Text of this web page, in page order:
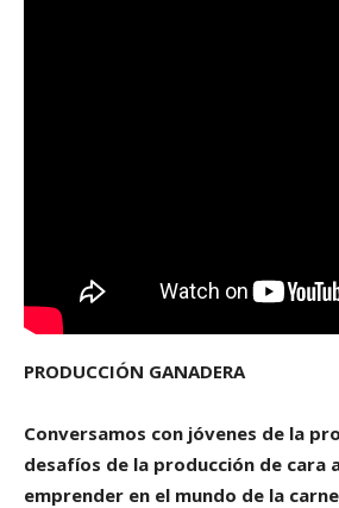
PRODUCCIÓN GANADERA
Conversamos con jóvenes de la
desafíos de la producción de cara
emprender en el mundo de la